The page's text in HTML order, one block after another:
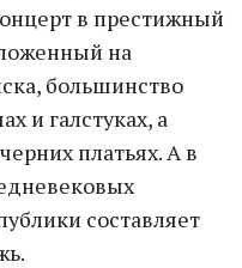
в престижный
на
большинство
и галстуках, а
платьях. А в
составляет